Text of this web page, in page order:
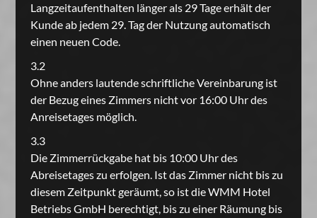
Langzeitaufenthalten länger als 29 Tage erhält der
Kunde ab jedem 29. Tag der Nutzung automatisch
einen neuen Code.
3.2
Ohne anders lautende schriftliche Vereinbarung ist
der Bezug eines Zimmers nicht vor 16:00 Uhr des
Anreisetages möglich.
3.3
Die Zimmerrückgabe hat bis 10:00 Uhr des
Abreisetages zu erfolgen. Ist das Zimmer nicht bis zu
diesem Zeitpunkt geräumt, so ist die WMM Hotel
Betriebs GmbH berechtigt, bis zu einer Räumung bis